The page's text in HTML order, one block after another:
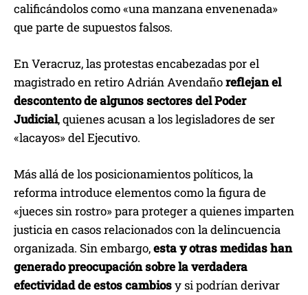
calificándolos como «una manzana envenenada»
que parte de supuestos falsos.
En Veracruz, las protestas encabezadas por el
magistrado en retiro Adrián Avendañoreflejan el
descontento de algunos sectores del Poder
Judicial, quienes acusan a los legisladores de ser
«lacayos» del Ejecutivo.
Más allá de los posicionamientos políticos, la
reforma introduce elementos como la figura de
«jueces sin rostro» para proteger a quienes imparten
justicia en casos relacionados con la delincuencia
organizada. Sin embargo,esta y otras medidas han
generado preocupación sobre la verdadera
efectividad de estos cambiosy si podrían derivar